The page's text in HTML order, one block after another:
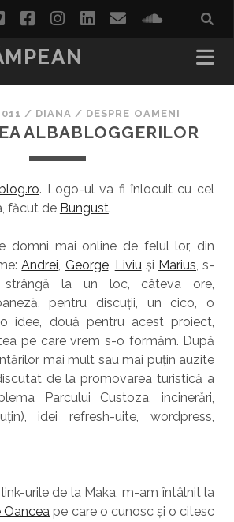
twitterfacebookinstagram
linkedin
email
/ DIANA / DESPRE OAMENI
ALBABLOGGERILOR
. Logo-ul va fi înlocuit cu cel
făcut de Bungust.
domni mai online de felul lor, din
Andrei, George, Liviuși Marius, s-
la un loc, câteva ore,
pentru discuții, un cico, o
idee, două pentru acest proiect,
pe care vrem s-o formăm. După
mai mult sau mai puțin auzite
de la promovarea turistică a
Parcului Custoza, incinerări,
idei refresh-uite, wordpress,
urile de la Maka, m-am întâlnit la
Oancea pe care o cunosc și o citesc